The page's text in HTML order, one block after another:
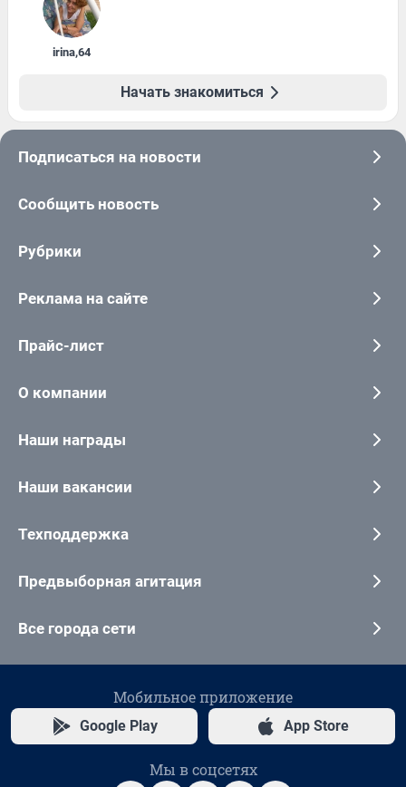
irina,64
Начать знакомиться
Подписаться на новости
Сообщить новость
Рубрики
Реклама на сайте
Прайс-лист
О компании
Наши награды
Наши вакансии
Техподдержка
Предвыборная агитация
Все города сети
Мобильное приложение
Google Play App Store
Мы в соцсетях